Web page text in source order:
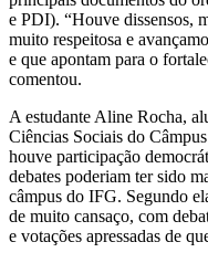
e PDI). “Houve dissensos,
muito respeitosa e
e que apontam para o
comentou.
A estudante Aline Rocha,
Ciências Sociais do
houve participação
debates poderiam ter sido
câmpus do IFG. Segundo
de muito cansaço, com
e votações apressadas de